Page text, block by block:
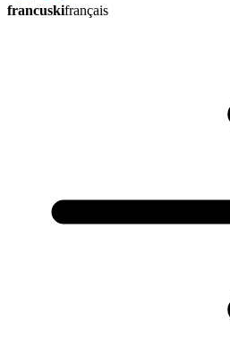
francuskifrançais